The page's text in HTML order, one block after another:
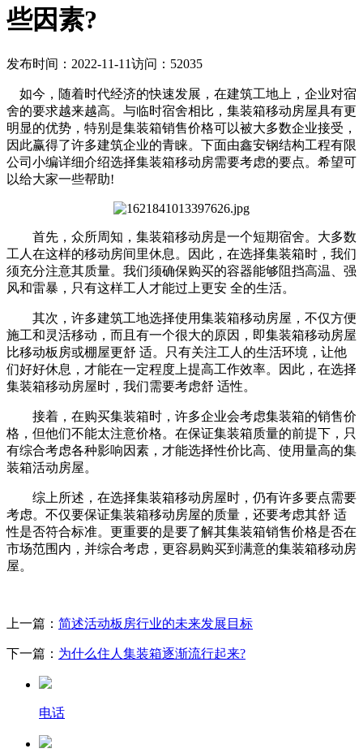
些因素?
发布时间：2022-11-11访问：52035
如今，随着时代经济的快速发展，在建筑工地上，企业对宿
舍的要求越来越高。与临时宿舍相比，集装箱移动房屋具有更
明显的优势，特别是集装箱销售价格可以被大多数企业接受，
因此赢得了许多建筑企业的青睐。下面由鑫安钢结构工程有限
公司小编详细介绍选择集装箱移动房需要考虑的要点。希望可
以给大家一些帮助!
首先，众所周知，集装箱移动房是一个短期宿舍。大多数
工人在这样的移动房间里休息。因此，在选择集装箱时，我们
须充分注意其质量。我们须确保购买的容器能够阻挡高温、强
风和雷暴，只有这样工人才能过上更安 全的生活。
其次，许多建筑工地选择使用集装箱移动房屋，不仅方便
施工和灵活移动，而且有一个很大的原因，即集装箱移动房屋
比移动板房或棚屋更舒 适。只有关注工人的生活环境，让他
们好好休息，才能在一定程度上提高工作效率。因此，在选择
集装箱移动房屋时，我们需要考虑舒 适性。
接着，在购买集装箱时，许多企业会考虑集装箱的销售价
格，但他们不能太注意价格。在保证集装箱质量的前提下，只
有综合考虑各种影响因素，才能选择性价比高、使用量高的集
装箱活动房屋。
综上所述，在选择集装箱移动房屋时，仍有许多要点需要
考虑。不仅要保证集装箱移动房屋的质量，还要考虑其舒 适
性是否符合标准。更重要的是要了解其集装箱销售价格是否在
市场范围内，并综合考虑，更容易购买到满意的集装箱移动房
屋。
上一篇： 简述活动板房行业的未来发展目标
下一篇： 为什么住人集装箱逐渐流行起来?
电话